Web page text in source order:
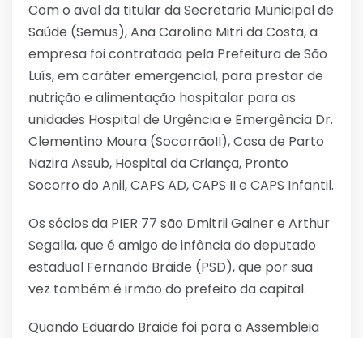
Com o aval da titular da Secretaria Municipal de
Saúde (Semus), Ana Carolina Mitri da Costa, a
empresa foi contratada pela Prefeitura de São
Luís, em caráter emergencial, para prestar de
nutrição e alimentação hospitalar para as
unidades Hospital de Urgência e Emergência Dr.
Clementino Moura (SocorrãoII), Casa de Parto
Nazira Assub, Hospital da Criança, Pronto
Socorro do Anil, CAPS AD, CAPS II e CAPS Infantil.
Os sócios da PIER 77 são Dmitrii Gainer e Arthur
Segalla, que é amigo de infância do deputado
estadual Fernando Braide (PSD), que por sua
vez também é irmão do prefeito da capital.
Quando Eduardo Braide foi para a Assembleia